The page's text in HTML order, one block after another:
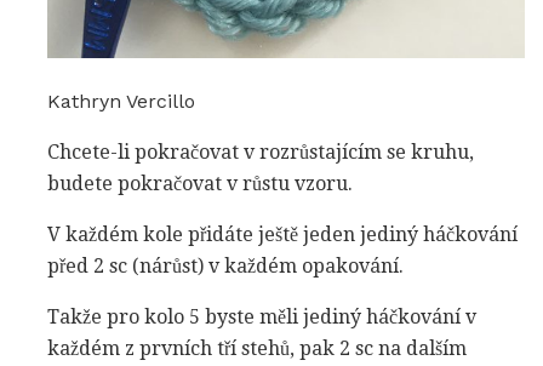
Kathryn Vercillo
Chcete-li pokračovat v rozrůstajícím se kruhu,
budete pokračovat v růstu vzoru.
V každém kole přidáte ještě jeden jediný háčkování
před 2 sc (nárůst) v každém opakování.
Takže pro kolo 5 byste měli jediný háčkování v
každém z prvních tří stehů, pak 2 sc na dalším